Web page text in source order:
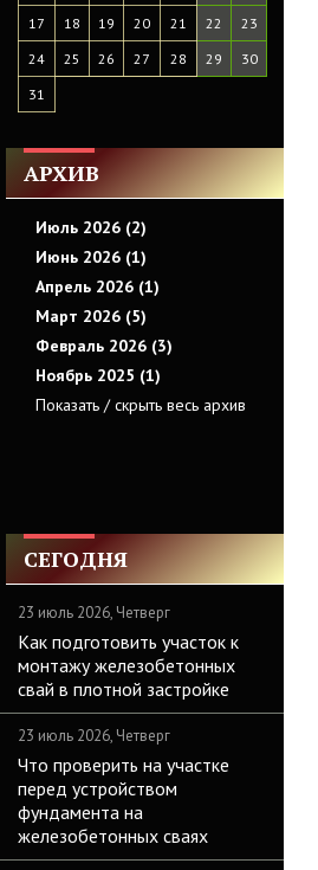
17
18 19 20 21 22
23
24
25 26 27 28 29
30
31
АРХИВ
Июль 2026 (2)
Июнь 2026 (1)
Апрель 2026 (1)
Март 2026 (5)
Февраль 2026 (3)
Ноябрь 2025 (1)
Показать / скрыть весь архив
СЕГОДНЯ
23 июль 2026, Четверг
Как подготовить участок к
монтажу железобетонных
свай в плотной застройке
23 июль 2026, Четверг
Что проверить на участке
перед устройством
фундамента на
железобетонных сваях